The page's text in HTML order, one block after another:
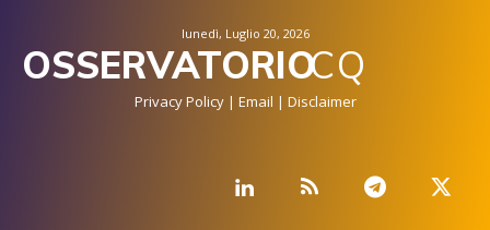
lunedì, Luglio 20, 2026
OSSERVATORIOCQ
Privacy Policy| Email | Disclaimer